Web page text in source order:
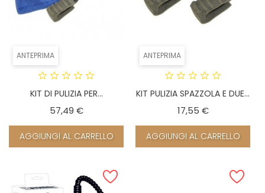
ANTEPRIMA
KIT DI PULIZIA PER...
57,49 €Prezzo
AGGIUNGI AL CARRELLO
ANTEPRIMA
KIT PULIZIA SPAZZOLA E DUE...
17,55 €Prezzo
AGGIUNGI AL CARRELLO